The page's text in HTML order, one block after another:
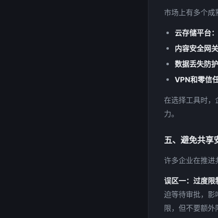
市场上有多个成
云存储平台：
内容安全网
数据丢失防
VPN和零信
在选择工具时，
力。
五、避免共享
许多企业在推进
误区一：过度限
迫等待审批，
限，但不要额外